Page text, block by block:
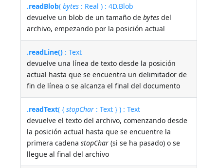
.readBlob(bytes : Real ) : 4D.Blob
devuelve un blob de un tamaño debytes del
archivo, empezando por la posición actual
.readLine() : Text
devuelve una línea de texto desde la posición
actual hasta que se encuentra un delimitador de
fin de línea o se alcanza el final del documento
.readText( {stopChar : Text } ) : Text
devuelve el texto del archivo, comenzando desde
la posición actual hasta que se encuentre la
primera cadenastopChar (si se ha pasado) o se
llegue al final del archivo